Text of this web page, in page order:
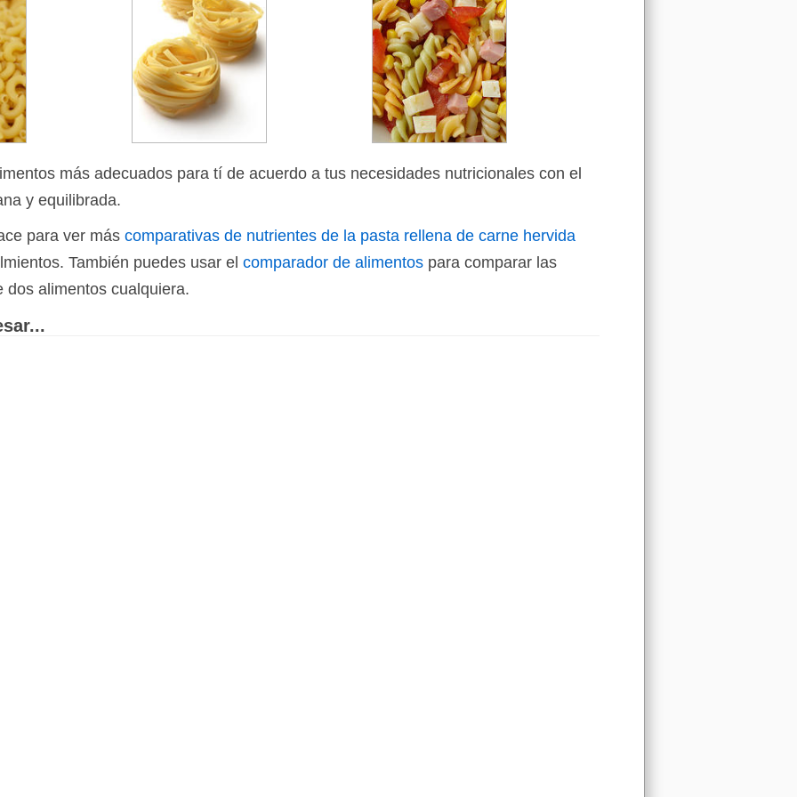
más adecuados para tí de acuerdo a tus necesidades nutricionales con el
y equilibrada.
para ver más comparativas de nutrientes de la pasta rellena de carne hervida
También puedes usar el comparador de alimentos para comparar las
dos alimentos cualquiera.